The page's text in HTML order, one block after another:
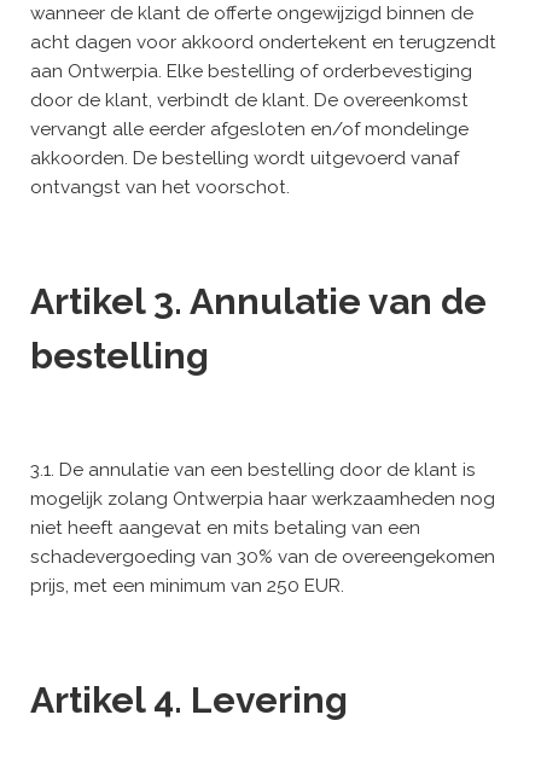
wanneer de klant de offerte ongewijzigd binnen de
acht dagen voor akkoord ondertekent en terugzendt
aan Ontwerpia. Elke bestelling of orderbevestiging
door de klant, verbindt de klant. De overeenkomst
vervangt alle eerder afgesloten en/of mondelinge
akkoorden. De bestelling wordt uitgevoerd vanaf
ontvangst van het voorschot.
Artikel 3. Annulatie van de
bestelling
3.1. De annulatie van een bestelling door de klant is
mogelijk zolang Ontwerpia haar werkzaamheden nog
niet heeft aangevat en mits betaling van een
schadevergoeding van 30% van de overeengekomen
prijs, met een minimum van 250 EUR.
Artikel 4. Levering